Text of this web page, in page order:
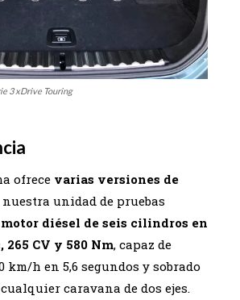
3 xDrive Touring
ofrece varias versiones de
nuestra unidad de pruebas
motor diésel de seis cilindros en
265 CV y 580 Nm, capaz de
km/h en 5,6 segundos y sobrado
caravana de dos ejes.